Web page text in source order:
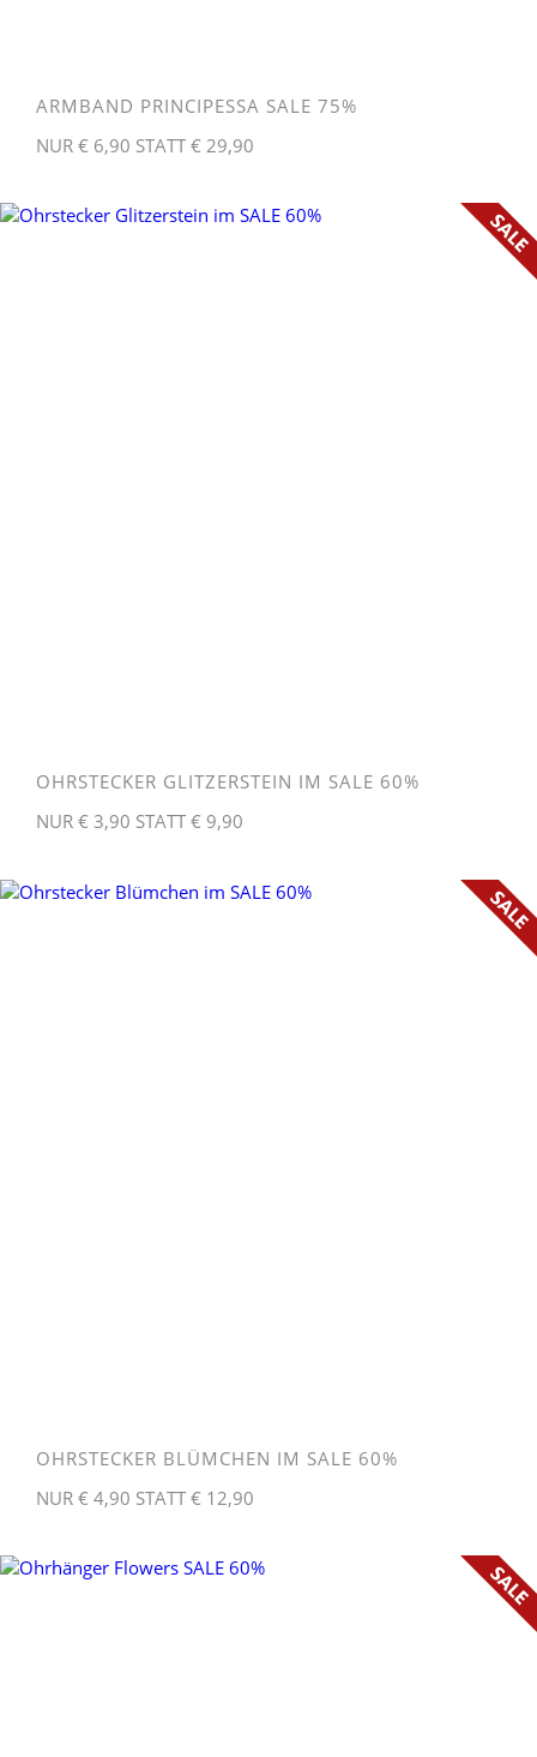
ARMBAND PRINCIPESSA SALE 75%
NUR € 6,90 STATT € 29,90
OHRSTECKER GLITZERSTEIN IM SALE 60%
NUR € 3,90 STATT € 9,90
OHRSTECKER BLÜMCHEN IM SALE 60%
NUR € 4,90 STATT € 12,90